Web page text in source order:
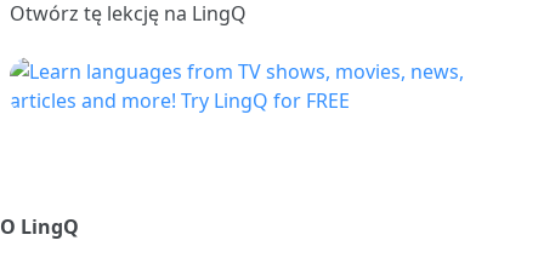
Otwórz tę lekcję na LingQ
O LingQ